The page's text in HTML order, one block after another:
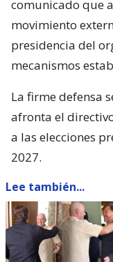
comunicado que
movimiento
presidencia del
mecanismos
La firme defensa
afronta el
a las elecciones
2027.
Lee también...